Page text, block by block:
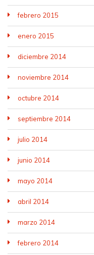
febrero 2015
enero 2015
diciembre 2014
noviembre 2014
octubre 2014
septiembre 2014
julio 2014
junio 2014
mayo 2014
abril 2014
marzo 2014
febrero 2014